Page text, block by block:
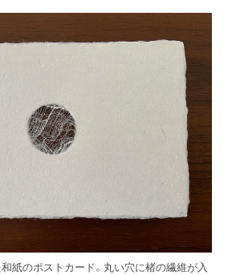
紙のポストカード。丸い穴に楮の繊維が入